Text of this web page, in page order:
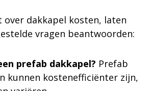
over dakkapel kosten, laten
vragen beantwoorden:
prefab dakkapel? Prefab
kunnen kostenefficiënter zijn,